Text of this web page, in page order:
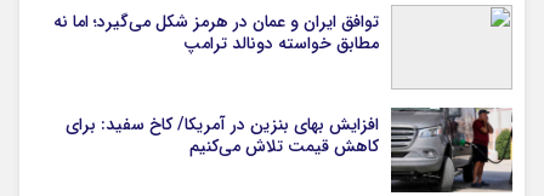
توافق ایران و عمان در هرمز شکل می‌گیرد؛ اما نه
مطابق خواسته دونالد ترامپ
افزایش بهای بنزین در آمریکا/ کاخ سفید: برای
کاهش قیمت تلاش می‌کنیم